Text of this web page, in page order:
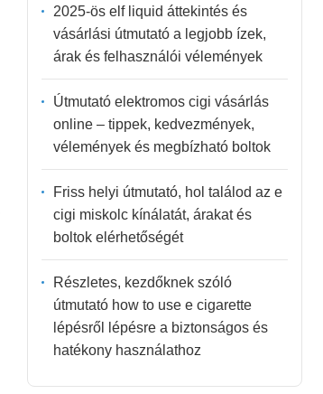
2025-ös elf liquid áttekintés és
vásárlási útmutató a legjobb ízek,
árak és felhasználói vélemények
Útmutató elektromos cigi vásárlás
online – tippek, kedvezmények,
vélemények és megbízható boltok
Friss helyi útmutató, hol találod az e
cigi miskolc kínálatát, árakat és
boltok elérhetőségét
Részletes, kezdőknek szóló
útmutató how to use e cigarette
lépésről lépésre a biztonságos és
hatékony használathoz